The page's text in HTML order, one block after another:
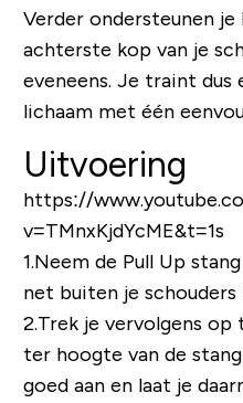
Verder ondersteunen je
achterste kop van je
eveneens. Je traint dus
lichaam met één
Uitvoering
https://
v=TMnxKjdYcME&t=1s
1.Neem de Pull Up
net buiten je
2.Trek je vervolgens
ter hoogte van de
goed aan en laat je